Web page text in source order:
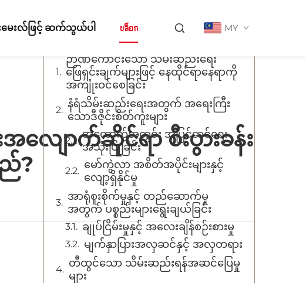
ေးလ်ဖြင့် ဆက်သွယ်ပါ บล็อก MY
ျောက်ဆိုင်ရာ စီးပွားခန်း
?
အကြောင်းအရာများ
ဉာဏ်ကောင်းသော သိမ်းဆည်းရေး
ဖြေရှင်းချက်များဖြင့် နေထိုင်ရာနေရာကို
အကျုံးဝင်စေခြင်း
နံရံသိမ်းဆည်းရေးအတွက် အရေးကြီး
သောဒီဇိုင်းစိတ်ကူးများ
အထောက်အတွင်း အပြင်ဆင်ရေး
အသုံးပြုခြင်း
မော်ကွဲလာ အစိတ်အပိုင်းများနှင့်
လျော့ရှိနိုင်မှု
အာရုံစူးစိုက်မှုနှင့် တည်ဆောက်မှု
အတွက် ပစ္စည်းများရွေးချယ်ခြင်း
ချုပ်ငြိမ်းမှုနှင့် အလေးချိန်စဉ်းစားမှု
မျက်နှာပြားအလှဆင်နှင့် အလှတရား
တီထွင်သော သိမ်းဆည်းရန်အဆင်ပြေမှု
များ